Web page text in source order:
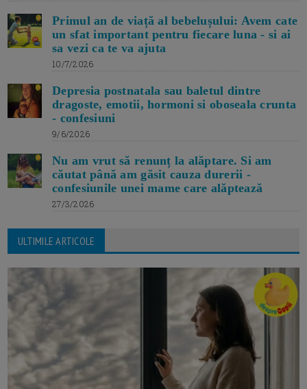
Primul an de viață al bebelușului: Avem cate
un sfat important pentru fiecare luna - si ai
sa vezi ca te va ajuta
10/7/2026
Depresia postnatala sau baletul dintre
dragoste, emotii, hormoni si oboseala crunta
- confesiuni
9/6/2026
Nu am vrut să renunț la alăptare. Si am
căutat până am găsit cauza durerii -
confesiunile unei mame care alăptează
27/3/2026
ULTIMILE ARTICOLE